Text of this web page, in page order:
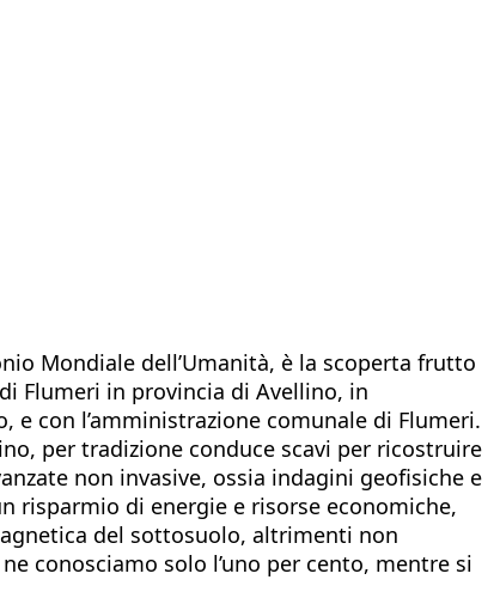
Mondiale dell’Umanità, è la scoperta frutto
Flumeri in provincia di Avellino, in
e con l’amministrazione comunale di Flumeri.
per tradizione conduce scavi per ricostruire
non invasive, ossia indagini geofisiche e
risparmio di energie e risorse economiche,
del sottosuolo, altrimenti non
conosciamo solo l’uno per cento, mentre si